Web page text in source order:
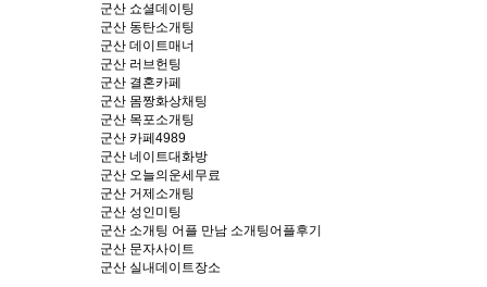
군산 쇼­셜­데­이­팅
군산 동탄소개팅
군산 데­이­트­매­너
군산 러브헌팅
군산 결혼카페
군산 몸­짱­화­상­채­팅
군산 목포소개팅
군산 카­페­4­9­8­9
군산 네이트대화방
군산 오­늘­의­운­세­무­료
군산 거­제­소­개­팅
군산 성인미팅
군산 소개팅 어플 만남 소개팅어플후기
군산 문자사이트
군산 실­내­데­이­트­장­소